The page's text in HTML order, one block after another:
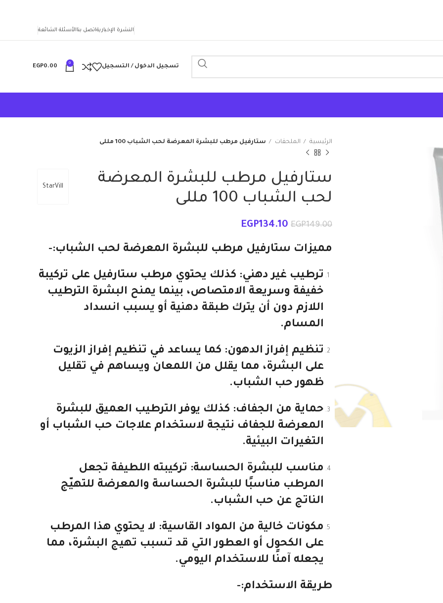
النشرة الإخباريةاتصل بناالأسئلة الشائعة
تسجيل الدخول / التسجيل
0
EGP0.00
الرئيسية الملحقات ستارفيل مرطب للبشرة المعرضة لحب الشباب 100 مللى
StarVill
ستارفيل مرطب للبشرة المعرضة
لحب الشباب 100 مللى
EGP149.00
EGP134.10
مميزات ستارفيل مرطب للبشرة المعرضة لحب الشباب:-
ترطيب غير دهني: كذلك يحتوي مرطب ستارفيل على تركيبة
خفيفة وسريعة الامتصاص، بينما يمنح البشرة الترطيب
اللازم دون أن يترك طبقة دهنية أو يسبب انسداد
المسام.
تنظيم إفراز الدهون: كما يساعد في تنظيم إفراز الزيوت
على البشرة، مما يقلل من اللمعان ويساهم في تقليل
ظهور حب الشباب.
حماية من الجفاف: كذلك يوفر الترطيب العميق للبشرة
المعرضة للجفاف نتيجة لاستخدام علاجات حب الشباب أو
التغيرات البيئية.
مناسب للبشرة الحساسة: تركيبته اللطيفة تجعل
المرطب مناسبًا للبشرة الحساسة والمعرضة للتهيّج
الناتج عن حب الشباب.
مكونات خالية من المواد القاسية: لا يحتوي هذا المرطب
على الكحول أو العطور التي قد تسبب تهيج البشرة، مما
يجعله آمنًا للاستخدام اليومي.
طريقة الاستخدام:-